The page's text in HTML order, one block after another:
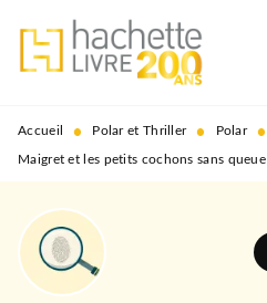
MENU RECHERCHE
PIED DE PAGE
Accueil • Polar et Thriller • Polar •
Maigret et les petits cochons sans queue